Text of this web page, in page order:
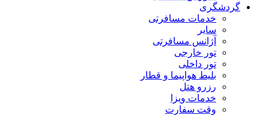
گردشگری
خدمات مسافرتی
سایر
آژانس مسافرتی
تور خارجی
تور داخلی
بلیط هواپیما و قطار
رزرو هتل
خدمات ویزا
وقت سفارت